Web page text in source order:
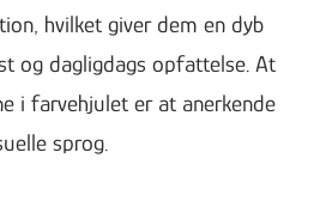
hvilket giver dem en dyb
og dagligdags opfattelse. At
i farvehjulet er at anerkende
sprog.